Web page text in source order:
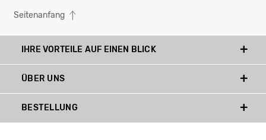
Seitenanfang
IHRE VORTEILE AUF EINEN BLICK
ÜBER UNS
BESTELLUNG